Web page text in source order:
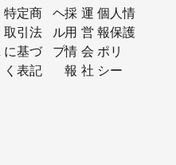
特定商
取引法
に基づ
く表記
ヘ
ル
プ
採
用
情
報
運
営
会
社
個人情
報保護
ポリ
シー